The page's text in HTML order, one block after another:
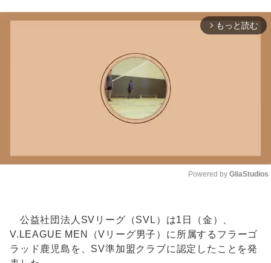
arrow_forward_ios もっと読む
Powered by GliaStudios
公益社団法人SVリーグ（SVL）は1日（金）、
V.LEAGUE MEN（Vリーグ男子）に所属するフラーゴ
ラッド鹿児島を、SV準加盟クラブに認定したことを発